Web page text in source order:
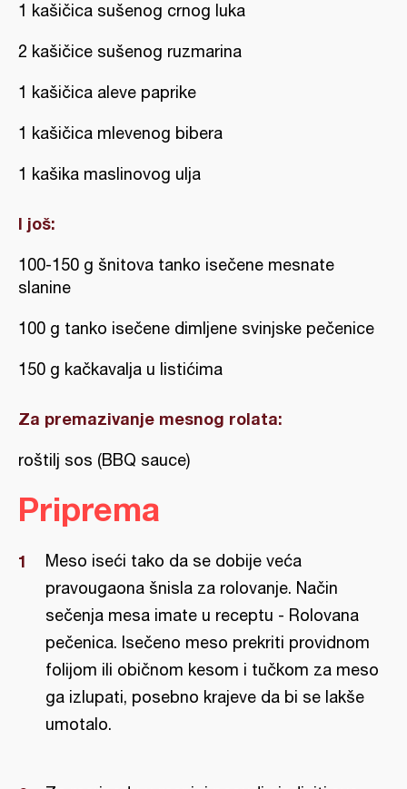
1 kašičica sušenog crnog luka
2 kašičice sušenog ruzmarina
1 kašičica aleve paprike
1 kašičica mlevenog bibera
1 kašika maslinovog ulja
I još:
100-150 g šnitova tanko isečene mesnate
slanine
100 g tanko isečene dimljene svinjske pečenice
150 g kačkavalja u listićima
Za premazivanje mesnog rolata:
roštilj sos (BBQ sauce)
Priprema
Meso iseći tako da se dobije veća
pravougaona šnisla za rolovanje. Način
sečenja mesa imate u receptu - Rolovana
pečenica. Isečeno meso prekriti providnom
folijom ili običnom kesom i tučkom za meso
ga izlupati, posebno krajeve da bi se lakše
umotalo.